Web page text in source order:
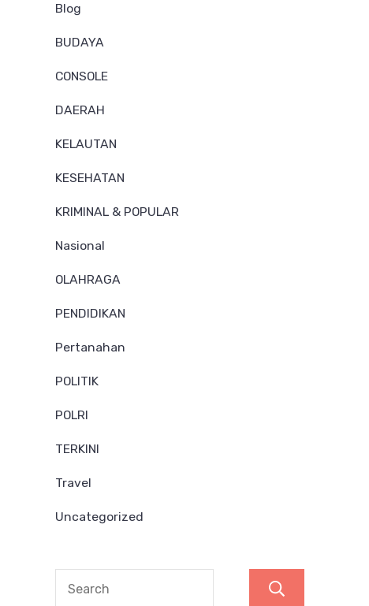
Blog
BUDAYA
CONSOLE
DAERAH
KELAUTAN
KESEHATAN
KRIMINAL & POPULAR
Nasional
OLAHRAGA
PENDIDIKAN
Pertanahan
POLITIK
POLRI
TERKINI
Travel
Uncategorized